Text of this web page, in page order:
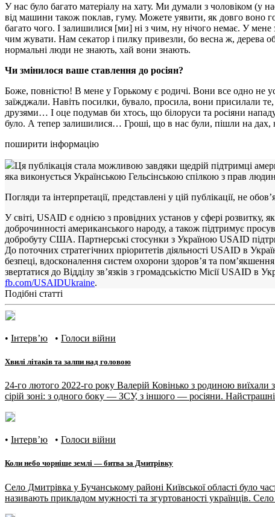
У нас було багато матеріалу на хату. Ми думали з чоловіком (у
від машини також поклав, гуму. Можете уявити, як довго воно
багато чого. І залишилися [ми] ні з чим, ну нічого немає. У
чим жувати. Нам секатор і пилку привезли, бо весна ж, дерева
нормальні люди не знають, хай вони знають.
Чи змінилося ваше ставлення до росіян?
Боже, повністю! В мене у Горькому є родичі. Вони все одно не
заїжджали. Навіть посилки, бувало, просила, вони присилали
друзями… І оце подумав би хтось, що білоруси та росіяни
було. А тепер залишилися… Гроші, що в нас були, пішли на дах,
поширити інформацію
Ця публікація стала можливою завдяки щедрій підтримці
яка виконується Українською Гельсінською спілкою з прав
Погляди та інтерпретації, представлені у цій публікації, не
У світі, USAID є однією з провідних установ у сфері розвитку,
доброчинності американського народу, а також підтримує
добробуту США. Партнерські стосунки з Україною USAID
До поточних стратегічних пріоритетів діяльності USAID в
безпеці, вдосконалення систем охорони здоров’я та
звертатися до Відділу зв’язків з громадськістю Місії USAID
fb.com/USAIDUkraine.
Подібні статті
• Інтерв’ю • Голоси війни
Хвилі літаків та залпи над головою
24-го лютого 2022-го року Валерій Ковінько з родиною
сірій зоні: з одного боку — ЗСУ, з іншого — росіяни.
• Інтерв’ю • Голоси війни
Коли небо чорніше землі — битва за Дмитрівку
Село Дмитрівка у Бучанському районі Київської області було
називають прикладом мужності та згуртованості українців.